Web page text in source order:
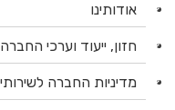
אודותינו
חזון, ייעוד וערכי החברה
מדיניות החברה